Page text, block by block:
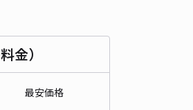
金）
最安価格